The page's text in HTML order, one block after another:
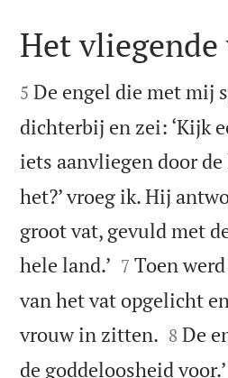

Het vliegende

5 De engel die met mij
dichterbij en zei: ‘Kijk
iets aanvliegen door de
het?’ vroeg ik. Hij
groot vat, gevuld met
hele land.’ 

7 Toen
van het vat opgelicht
vrouw in zitten. 

8 De
de goddeloosheid